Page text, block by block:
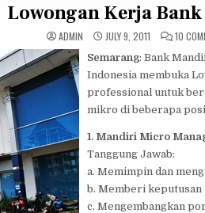
Lowongan Kerja
ADMIN JULY 9, 2011 10
Semarang: Bank
Indonesia membuka
professional untuk
mikro di beberapa
1. Mandiri Micro
Tanggung Jawab:
a. Memimpin dan
b. Memberi
c. Mengembangkan